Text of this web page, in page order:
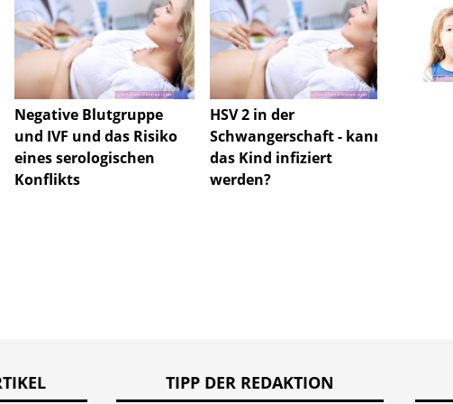
Negative Blutgruppe
und IVF und das Risiko
eines serologischen
Konflikts
HSV 2 in der
Schwangerschaft - kann
das Kind infiziert
werden?
TIPP DER REDAKTION